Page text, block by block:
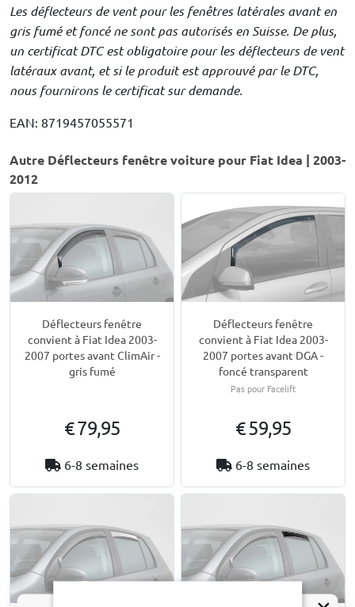
Les déflecteurs de vent pour les fenêtres latérales avant en
gris fumé et foncé ne sont pas autorisés en Suisse. De plus,
un certificat DTC est obligatoire pour les déflecteurs de vent
latéraux avant, et si le produit est approuvé par le DTC,
nous fournirons le certificat sur demande.
EAN: 8719457055571
Autre Déflecteurs fenêtre voiture pour Fiat Idea | 2003-
2012
Déflecteurs fenêtre
convient à Fiat Idea 2003-
2007 portes avant ClimAir -
gris fumé
€ 79,95
6-8 semaines
Déflecteurs fenêtre
convient à Fiat Idea 2003-
2007 portes avant DGA -
foncé transparent
Pas pour Facelift
€ 59,95
6-8 semaines